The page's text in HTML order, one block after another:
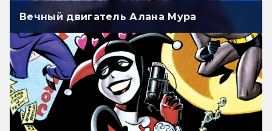
Вечный двигатель Алана Мура